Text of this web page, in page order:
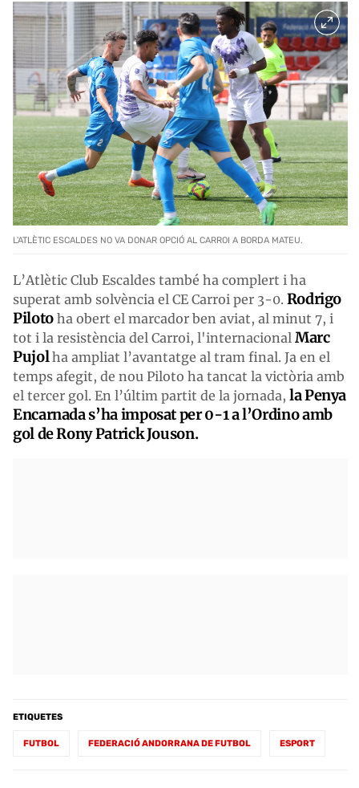
L'ATLÈTIC ESCALDES NO VA DONAR OPCIÓ AL CARROI A BORDA MATEU.
L’Atlètic Club Escaldes també ha complert i ha
superat amb solvència el CE Carroi per 3-0. Rodrigo
Pilotoha obert el marcador ben aviat, al minut 7, i
tot i la resistència del Carroi, l'internacional Marc
Pujolha ampliat l’avantatge al tram final. Ja en el
temps afegit, de nou Piloto ha tancat la victòria amb
el tercer gol. En l’últim partit de la jornada, la Penya
Encarnada s’ha imposat per 0-1 a l’Ordino amb
gol de Rony Patrick Jouson.
ETIQUETES
FUTBOL FEDERACIÓ ANDORRANA DE FUTBOL ESPORT